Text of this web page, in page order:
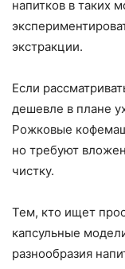
напитков в таких
экстракции.
Если
дешевле в плане
Рожковые
но требуют
чистку.
Тем, кто ищет
капсульные
разнообразия